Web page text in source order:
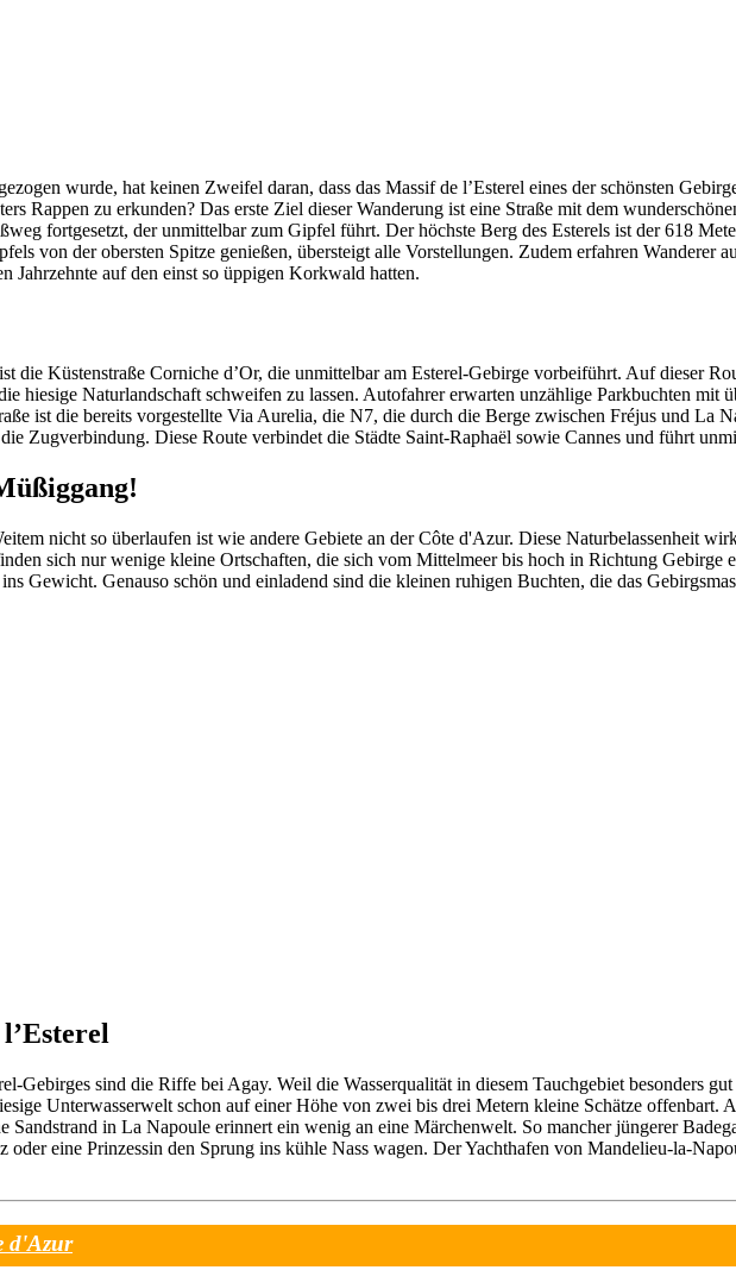
wurde, hat keinen Zweifel daran, dass das Massif de l’Esterel eines der schönsten
Rappen zu erkunden? Das erste Ziel dieser Wanderung ist eine Straße mit dem
fortgesetzt, der unmittelbar zum Gipfel führt. Der höchste Berg des Esterels ist der 618
von der obersten Spitze genießen, übersteigt alle Vorstellungen. Zudem erfahren Wanderer
Jahrzehnte auf den einst so üppigen Korkwald hatten.
die Küstenstraße Corniche d’Or, die unmittelbar am Esterel-Gebirge vorbeiführt. Auf dieser
hiesige Naturlandschaft schweifen zu lassen. Autofahrer erwarten unzählige Parkbuchten mit
ist die bereits vorgestellte Via Aurelia, die N7, die durch die Berge zwischen Fréjus und La
Zugverbindung. Diese Route verbindet die Städte Saint-Raphaël sowie Cannes und führt
nicht so überlaufen ist wie andere Gebiete an der Côte d'Azur. Diese Naturbelassenheit
sich nur wenige kleine Ortschaften, die sich vom Mittelmeer bis hoch in Richtung Gebirge
Gewicht. Genauso schön und einladend sind die kleinen ruhigen Buchten, die das
Gebirges sind die Riffe bei Agay. Weil die Wasserqualität in diesem Tauchgebiet besonders
Unterwasserwelt schon auf einer Höhe von zwei bis drei Metern kleine Schätze offenbart.
in La Napoule erinnert ein wenig an eine Märchenwelt. So mancher jüngerer
oder eine Prinzessin den Sprung ins kühle Nass wagen. Der Yachthafen von Mandelieu-la-
d'Azur